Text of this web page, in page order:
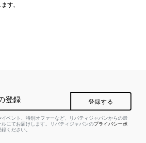
す。
登録 登録する
ベント、特別オファーなど、リバティジャパンからの最
にてお届けします。リバティジャパンのプライバシーポ
ください。